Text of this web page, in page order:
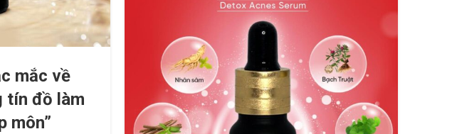
mắc về
tín đồ làm
môn”